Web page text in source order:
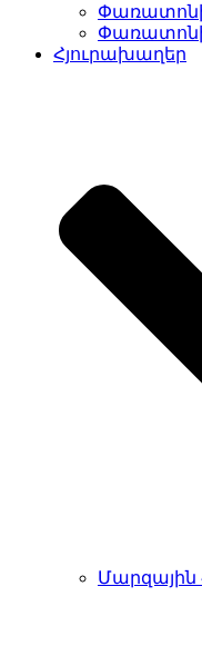
Փառատոնի
Հյուրախաղեր
Մարզային